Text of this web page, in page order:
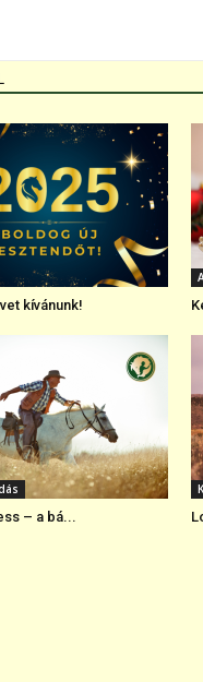
kívánunk!
– a bá...